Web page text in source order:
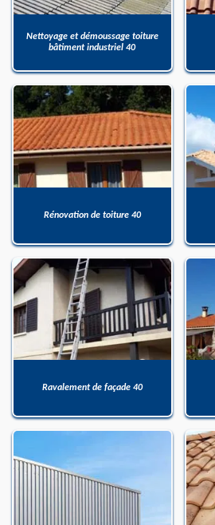
Nettoyage et démoussage toiture
bâtiment industriel 40
Rénovation de toiture 40
Ravalement de façade 40